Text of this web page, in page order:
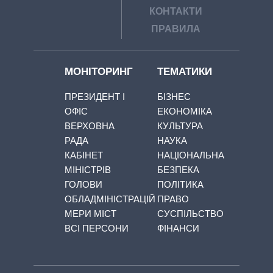
КОНТАКТИ
ПРАВИЛА
МОНІТОРИНГ
ПРЕЗИДЕНТ І
ОФІС
ВЕРХОВНА
РАДА
КАБІНЕТ
МІНІСТРІВ
ГОЛОВИ
ОБЛАДМІНІСТРАЦІЙ
МЕРИ МІСТ
ВСІ ПЕРСОНИ
ТЕМАТИКИ
БІЗНЕС
ЕКОНОМІКА
КУЛЬТУРА
НАУКА
НАЦІОНАЛЬНА
БЕЗПЕКА
ПОЛІТИКА
ПРАВО
СУСПІЛЬСТВО
ФІНАНСИ